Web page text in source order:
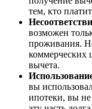
тем, кто
возможен
проживания.
коммерческих
вычета.
вы
ипотеки, вы